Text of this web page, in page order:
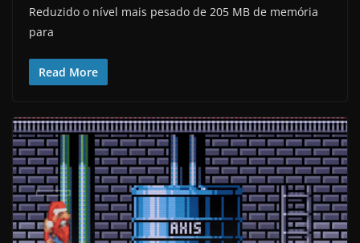
Reduzido o nível mais pesado de 205 MB de memória
para
Read More